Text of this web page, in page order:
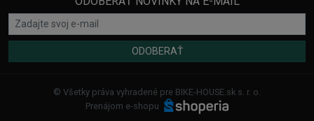
ODOBERAŤ
© Všetky práva vyhradené pre BIKE-HOUSE.sk s. r. o.
Prenájom e-shopu